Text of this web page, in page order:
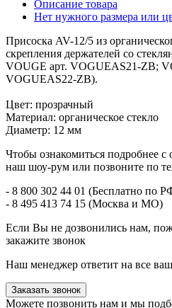
Описание товара
Нет нужного размера или
Присоска AV-12/5 из
скрепления держателей со
VOUGE арт. VOGUEAS21-ZB;
VOGUEAS22-ZB).
Цвет: прозрачный
Материал: органическое стекло
Диаметр: 12 мм
Чтобы ознакомиться подробнее с
наш шоу-рум или позвоните по
- 8 800 302 44 01 (Бесплатно по
- 8 495 413 74 15 (Москва и МО)
Если Вы не дозвонились нам,
закажите звонок
Наш менеджер ответит на все
Заказать звонок
Можете позвонить нам и мы